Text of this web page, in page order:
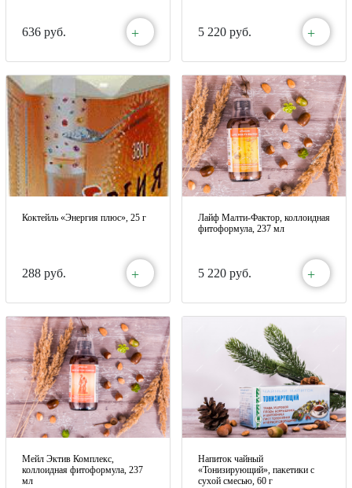
636 руб. + 5 220 руб. +
Коктейль «Энергия плюс», 25 г
288 руб. +
Лайф Малти-Фактор, коллоидная
фитоформула, 237 мл
5 220 руб. +
Мейл Эктив Комплекс,
коллоидная фитоформула, 237
мл
Напиток чайный
«Тонизирующий», пакетики с
сухой смесью, 60 г